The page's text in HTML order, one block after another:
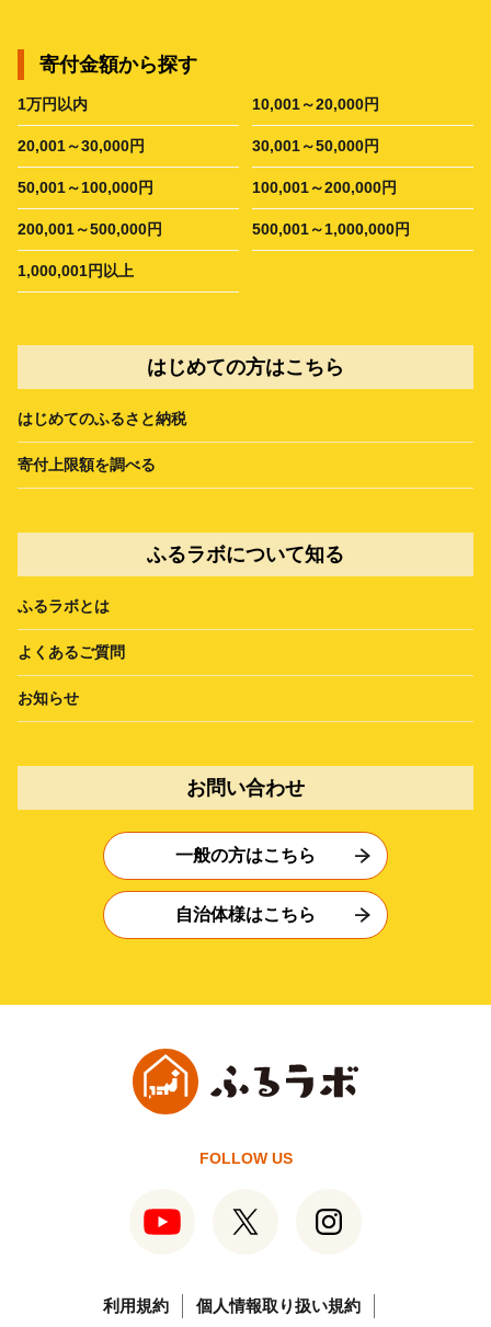
寄付金額から探す
1万円以内 10,001～20,000円
20,001～30,000円 30,001～50,000円
50,001～100,000円 100,001～200,000円
200,001～500,000円 500,001～1,000,000円
1,000,001円以上
はじめての方はこちら
はじめてのふるさと納税
寄付上限額を調べる
ふるラボについて知る
ふるラボとは
よくあるご質問
お知らせ
お問い合わせ
一般の方はこちら
自治体様はこちら
FOLLOW US
利用規約 個人情報取り扱い規約